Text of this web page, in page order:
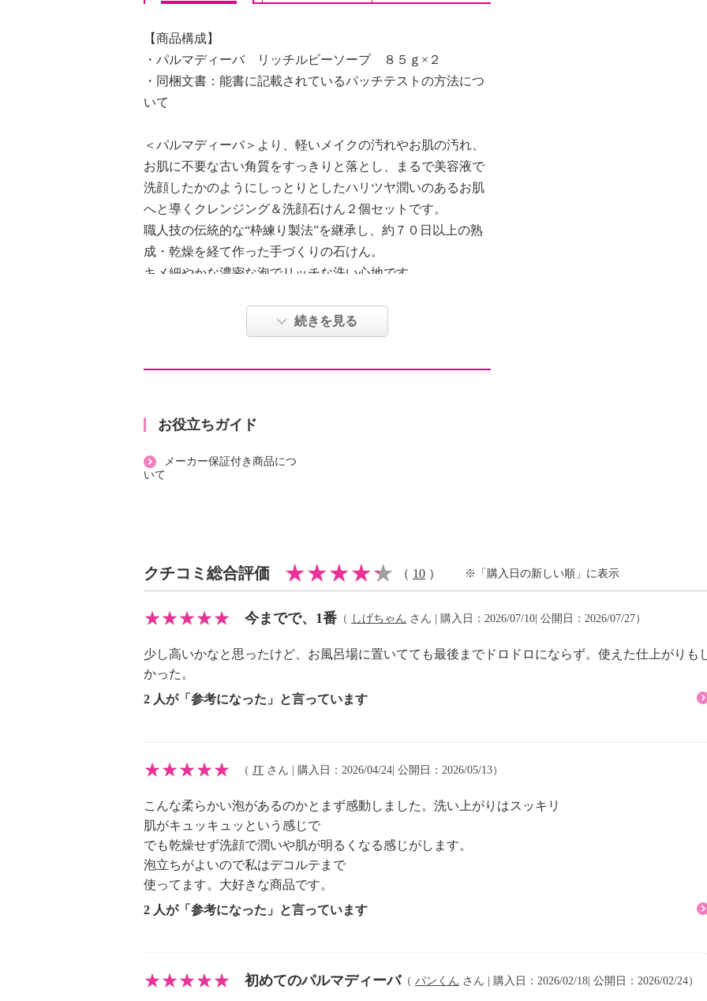
【商品構成】
・パルマディーバ リッチルビーソープ ８５ｇ×２
・同梱文書：能書に記載されているパッチテストの方法につ
いて
＜パルマディーバ＞より、軽いメイクの汚れやお肌の汚れ、
お肌に不要な古い角質をすっきりと落とし、まるで美容液で
洗顔したかのようにしっとりとしたハリツヤ潤いのあるお肌
へと導くクレンジング＆洗顔石けん２個セットです。
職人技の伝統的な“枠練り製法”を継承し、約７０日以上の熟
成・乾燥を経て作った手づくりの石けん。
キメ細やかな濃密な泡でリッチな洗い心地です。
アミトースＲ（ジヒドロキシプロピルアルギニンＨＣＩ、
水）、発酵オリーブ葉エキス（ガラクトミセス／オリーブ葉
深みのあるルビー色は、アスタキサンチンの色。
美容成分にこだわり、リニューアルしました。
ピルアルギニンＨＣＩ、水／保湿）、発酵オリーブ葉エキス
（ガラクトミセス／オリーブ葉発酵エキス、ＢＧ、水／なめ
らか）を配合しました。
合成香料不使用、タール系色素不使用
【内容】
【原産国（地）】
・日本製
※パッケージ表示は「枠練石鹸」
続きを見る
お役立ちガイド
メーカー保証付き商品につ
いて
クチコミ総合評価 （ 10 ） ※「購入日の新しい順」に表示
今までで、1番 （ しげちゃん さん | 購入日：2026/07/10| 公開日：2026/07/27）
少し高いかなと思ったけど、お風呂場に置いてても最後までドロドロにならず。使えた仕上がりも
かった。
2 人が「参考になった」と言っています
（ JT さん | 購入日：2026/04/24| 公開日：2026/05/13）
こんな柔らかい泡があるのかとまず感動しました。洗い上がりはスッキリ
肌がキュッキュッという感じで
でも乾燥せず洗顔で潤いや肌が明るくなる感じがします。
泡立ちがよいので私はデコルテまで
使ってます。大好きな商品です。
2 人が「参考になった」と言っています
初めてのパルマディーバ（ パンくん さん | 購入日：2026/02/18| 公開日：2026/02/24）